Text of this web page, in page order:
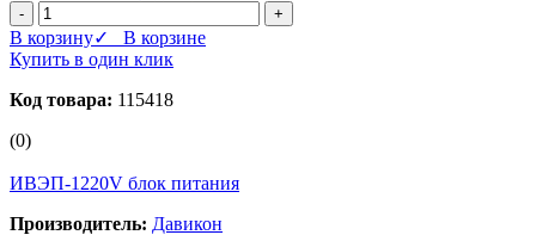
- +
В корзину✓ В корзине
Купить в один клик
Код товара: 115418
(0)
ИВЭП-1220V блок питания
Производитель: Давикон